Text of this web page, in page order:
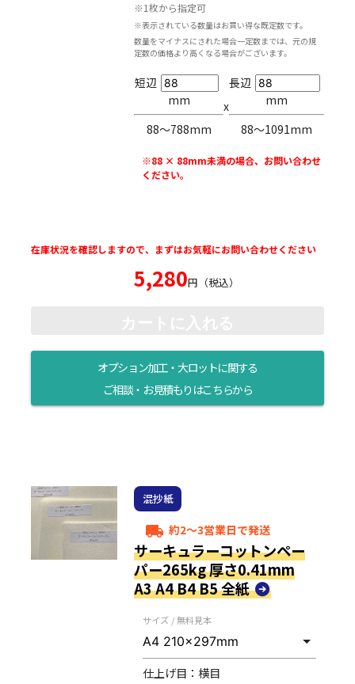
※1枚から指定可
※表示されている数量はお買い得な既定数です。
数量をマイナスにされた場合一定数までは、元の規
定数の価格より高くなる場合がございます。
短辺
mm
88〜788mm
x
長辺
mm
88〜1091mm
※88 × 88mm未満の場合、お問い合わせ
ください。
在庫状況を確認しますので、まずはお気軽にお問い合わせください
5,280円（税込）
オプション加工・大ロットに関する
ご相談・お見積もりはこちらから
混抄紙
local_shipping 約2～3営業日で発送
サーキュラーコットンペー
パー265kg 厚さ0.41mm
A3 A4 B4 B5 全紙
サイズ / 無料見本
仕上げ目： 横目